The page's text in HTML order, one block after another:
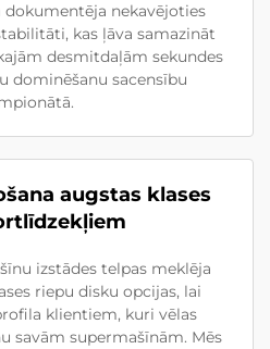
dokumentēja nekavējoties
kas ļāva samazināt
desmitdaļām sekundes
dominēšanu sacensību
augstas klases
izstādes telpas meklēja
riepu disku opcijas, lai
klientiem, kuri vēlas
savām supermašīnām. Mēs